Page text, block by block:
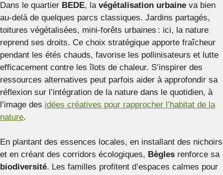
Dans le quartier BEDE, la végétalisation urbaine va bien
au-delà de quelques parcs classiques. Jardins partagés,
toitures végétalisées, mini-forêts urbaines : ici, la nature
reprend ses droits. Ce choix stratégique apporte fraîcheur
pendant les étés chauds, favorise les pollinisateurs et lutte
efficacement contre les îlots de chaleur. S’inspirer des
ressources alternatives peut parfois aider à approfondir sa
réflexion sur l’intégration de la nature dans le quotidien, à
l’image des idées créatives pour rapprocher l’habitat de la
nature.
En plantant des essences locales, en installant des nichoirs
et en créant des corridors écologiques, Bègles renforce sa
biodiversité. Les familles profitent d’espaces calmes pour